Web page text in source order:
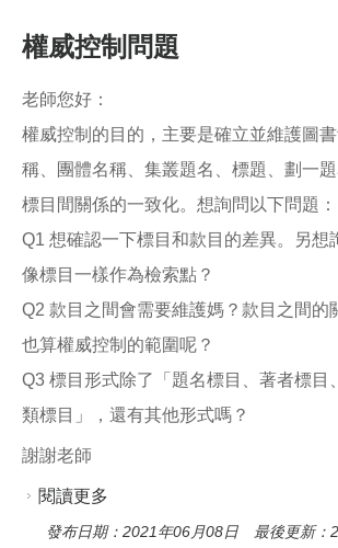
權威控制問題
老師您好：
權威控制的目的，主要是確立並維護圖
稱、團體名稱、集叢題名、標題、劃一
標目間關係的一致化。想詢問以下問題：
Q1 想確認一下標目和款目的差異。另想
像標目一樣作為檢索點？
Q2 款目之間會需要維護媽？款目之間的
也算權威控制的範圍呢？
Q3 標目形式除了「題名標目、著者標目
類標目」，還有其他形式嗎？
謝謝老師
閱讀更多
發布日期：2021年06月08日 最後更新：